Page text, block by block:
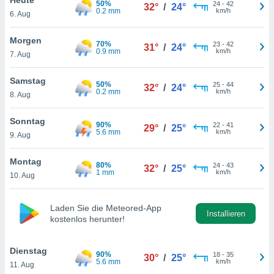
oder
Partner
es uns
das
der
Profil zu
Ihnen
finden
. Sie
jederzeit
Sie
6. Aug
50%
0.2 mm
32° / 24° 24- 42
km/h
Morgen
7. Aug
70%
0.9 mm
31° / 24° 23- 42
km/h
Samstag
8. Aug
50%
0.2 mm
32° / 24° 25- 44
km/h
Sonntag
9. Aug
90%
5.6 mm
29° / 25° 22- 41
km/h
Montag
10. Aug
80%
1 mm
32° / 25° 24- 43
km/h
Laden Sie die Meteored-App
kostenlos herunter!
Installieren
Dienstag
11. Aug
90%
5.6 mm
30° / 25° 18- 35
km/h